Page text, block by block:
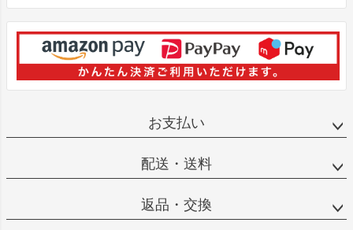
お支払い
配送・送料
返品・交換